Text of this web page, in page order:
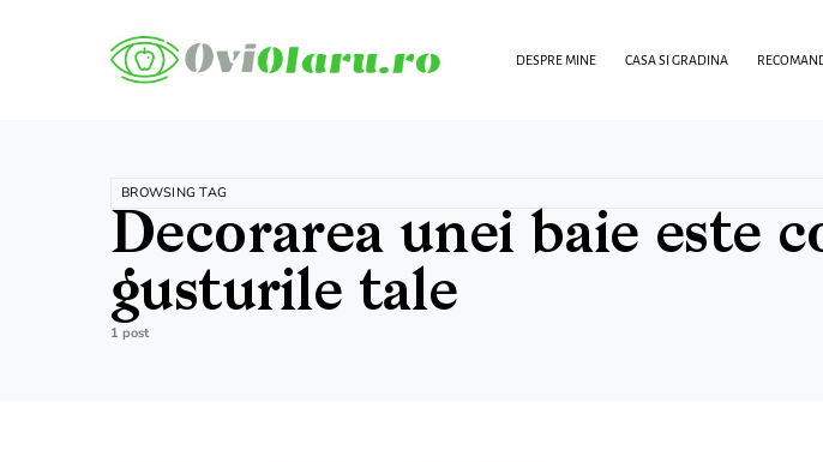
DESPRE MINE CASA SI GRADINA
BROWSING TAG
Decorarea unei baie este
gusturile tale
1 post